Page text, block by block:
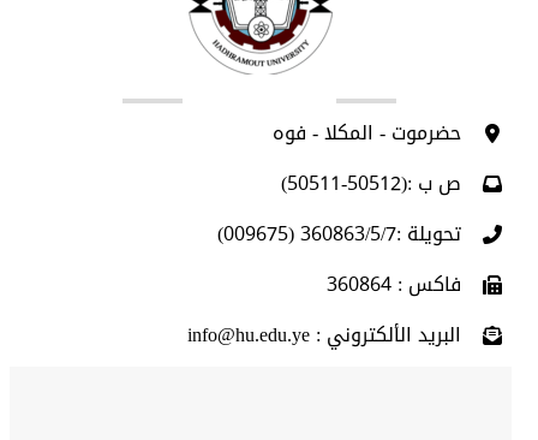
حضرموت - المكلا - فوه
ص ب :(50512-50511)
تحويلة :360863/5/7 (009675)
فاكس : 360864
البريد الألكتروني : info@hu.edu.ye